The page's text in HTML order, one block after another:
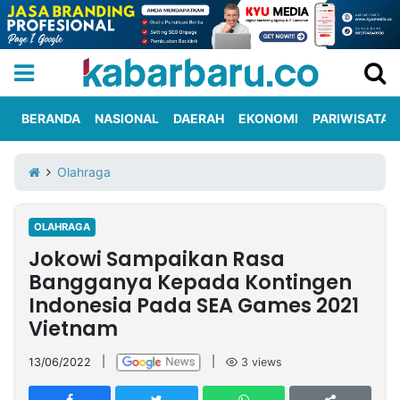
Iklan
Berita
Kami
Nasional
International
Olahraga
Entertainment
Daerah
Pariwisata
Kuliner
Kolom
Network
PT
TREETAN
BERANDA NASIONAL DAERAH EKONOMI PARIWISATA
Olahraga
OLAHRAGA
Jokowi Sampaikan Rasa
Bangganya Kepada Kontingen
Indonesia Pada SEA Games 2021
Vietnam
13/06/2022 3 views